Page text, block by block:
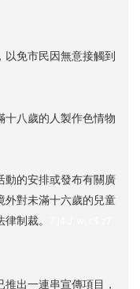
免市民因無意接觸到
八歲的人製作色情物
的安排或發布有關廣
外對未滿十六歲的兒童
制裁。
出一連串宣傳項目，